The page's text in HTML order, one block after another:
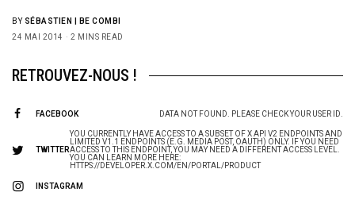
BY SÉBASTIEN | BE COMBI
24 MAI 2014
2 MINS READ
RETROUVEZ-NOUS !
FACEBOOK DATA NOT FOUND. PLEASE CHECK YOUR USER ID.
TWITTER
YOU CURRENTLY HAVE ACCESS TO A SUBSET OF X API V2 ENDPOINTS AND
LIMITED V1.1 ENDPOINTS (E.G. MEDIA POST, OAUTH) ONLY. IF YOU NEED
ACCESS TO THIS ENDPOINT, YOU MAY NEED A DIFFERENT ACCESS LEVEL.
YOU CAN LEARN MORE HERE:
HTTPS://DEVELOPER.X.COM/EN/PORTAL/PRODUCT
INSTAGRAM